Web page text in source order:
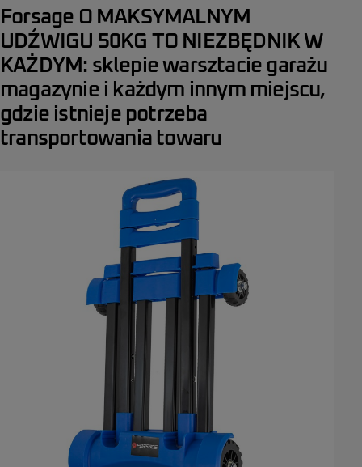
Forsage O MAKSYMALNYM
UDŹWIGU 50KG TO NIEZBĘDNIK W
KAŻDYM: sklepie warsztacie garażu
magazynie i każdym innym miejscu,
gdzie istnieje potrzeba
transportowania towaru